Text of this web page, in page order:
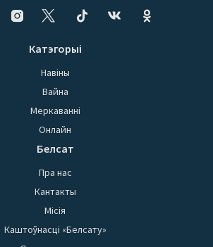
Катэгорыі
Навіны
Вайна
Меркаванні
Онлайн
Белсат
Пра нас
Кантакты
Місія
Каштоўнасці «Белсату»